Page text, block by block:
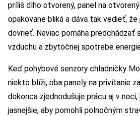
príliš dlho otvorený, panel na
opakovane bliká a dáva tak vedieť,
dovrieť. Naviac pomáha predchádzať
vzduchu a zbytočnej spotrebe
Keď pohybové senzory chladničky
niekto blíži, oba panely na privítanie
dokonca zjednodušuje prácu aj v
jasnejšie, aby pomohli polnočným